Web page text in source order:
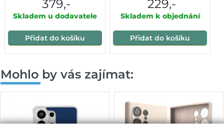
Ultra
379,-
Skladem u dodavatele
Přidat do košíku
229,-
Skladem k objednání
Přidat do košíku
Mohlo by vás zajímat: